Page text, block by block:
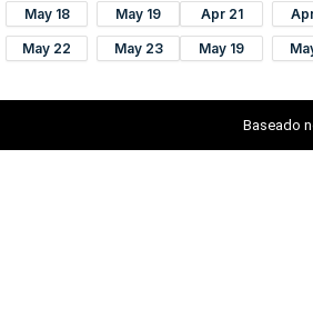
May 18 May 19
May 22 May 23
Apr 21
May 19
Baseado